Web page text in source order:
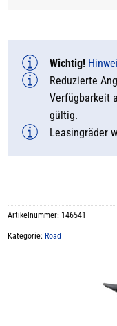
Wichtig!
Reduzierte
Verfügbarkeit
gültig.
Leasingräder
Artikelnummer: 146541
Kategorie: Road